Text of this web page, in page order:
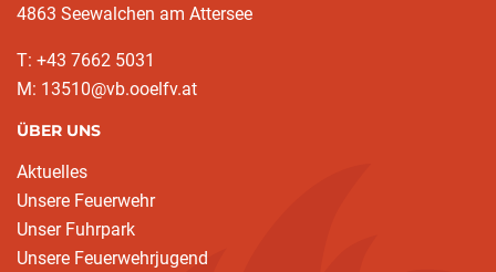
4863 Seewalchen am Attersee
T: +43 7662 5031
M: 13510@vb.ooelfv.at
ÜBER UNS
Aktuelles
Unsere Feuerwehr
Unser Fuhrpark
Unsere Feuerwehrjugend